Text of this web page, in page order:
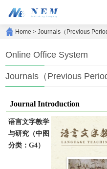
Home >Journals（Previous Period
Online Office System
Journals（Previous Period
Journal Introduction
语言文字教学
与研究（中图
分类：G4）